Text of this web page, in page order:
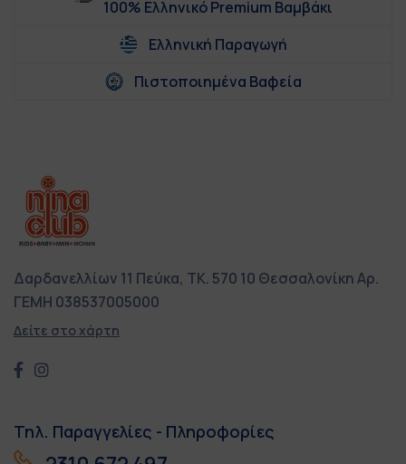
100% Ελληνικό Premium Βαμβάκι
Ελληνική Παραγωγή
Πιστοποιημένα Βαφεία
Δαρδανελλίων 11 Πεύκα, ΤΚ. 570 10 ΘεσσαλονίκηΑρ.
ΓΕΜΗ 038537005000
Δείτε στο χάρτη
Τηλ. Παραγγελίες - Πληροφορίες